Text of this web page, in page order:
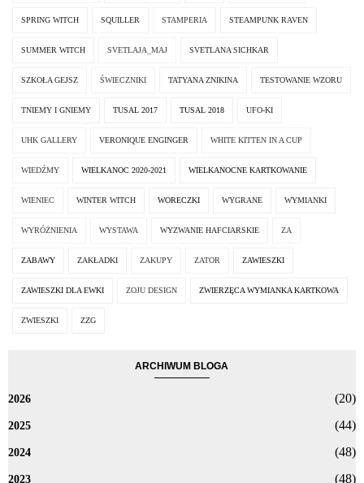
SPRING WITCH SQUILLER STAMPERIA STEAMPUNK RAVEN
SUMMER WITCH SVETLAJA_MAJ SVETLANA SICHKAR
SZKOŁA GEJSZ ŚWIECZNIKI TATYANA ZNIKINA TESTOWANIE WZORU
TNIEMY I GNIEMY TUSAL 2017 TUSAL 2018 UFO-KI
UHK GALLERY VERONIQUE ENGINGER WHITE KITTEN IN A CUP
WIEDŹMY WIELKANOC 2020-2021 WIELKANOCNE KARTKOWANIE
WIENIEC WINTER WITCH WORECZKI WYGRANE WYMIANKI
WYRÓŻNIENIA WYSTAWA WYZWANIE HAFCIARSKIE ZA
ZABAWY ZAKŁADKI ZAKUPY ZATOR ZAWIESZKI
ZAWIESZKI DLA EWKI ZOJU DESIGN ZWIERZĘCA WYMIANKA KARTKOWA
ZWIESZKI ZZG
ARCHIWUM BLOGA
2026 (20)
2025 (44)
2024 (48)
2023 (48)